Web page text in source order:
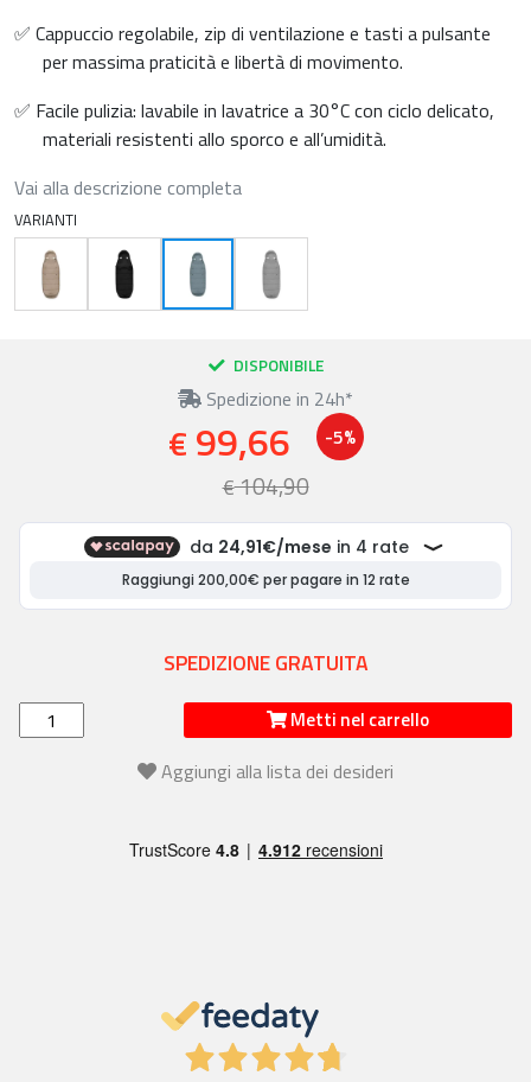
✅ Cappuccio regolabile, zip di ventilazione e tasti a pulsante
per massima praticità e libertà di movimento.
✅ Facile pulizia: lavabile in lavatrice a 30°C con ciclo delicato,
materiali resistenti allo sporco e all’umidità.
Vai alla descrizione completa
VARIANTI
DISPONIBILE
Spedizione in 24h*
€ 99,66 -5%
€104,90
SPEDIZIONE GRATUITA
Metti nel carrello
Aggiungi alla lista dei desideri